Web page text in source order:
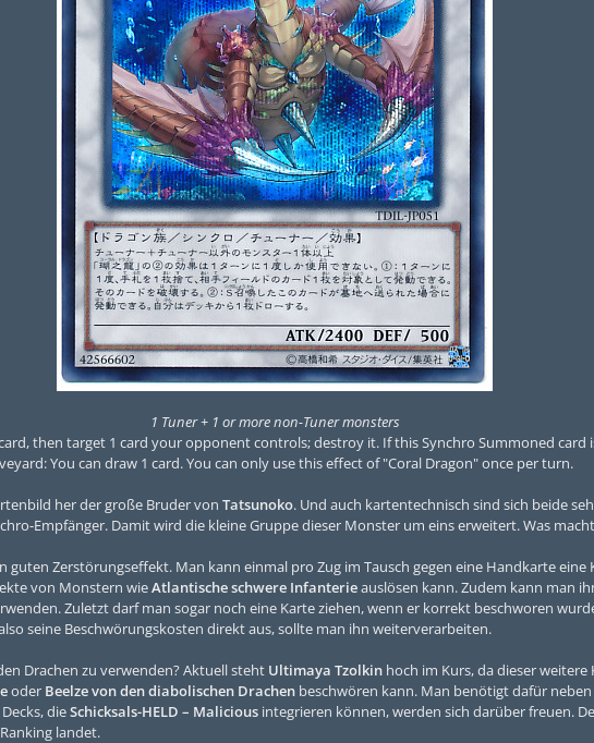
1 Tuner + 1 or more non-Tuner monsters
then target 1 card your opponent controls; destroy it. If this Synchro Summoned
You can draw 1 card. You can only use this effect of "Coral Dragon" once per turn.
her der große Bruder von Tatsunoko. Und auch kartentechnisch sind sich beide
Empfänger. Damit wird die kleine Gruppe dieser Monster um eins erweitert. Was
guten Zerstörungseffekt. Man kann einmal pro Zug im Tausch gegen eine Handkarte eine
von Monstern wieAtlantische schwere Infanterieauslösen kann. Zudem kann man
Zuletzt darf man sogar noch eine Karte ziehen, wenn er korrekt beschworen
seine Beschwörungskosten direkt aus, sollte man ihn weiterverarbeiten.
Drachen zu verwenden? Aktuell steht Ultimaya Tzolkin hoch im Kurs, da dieser weitere
oder Beelze von den diabolischen Drachen beschwören kann. Man benötigt dafür
dieSchicksals-HELD – Malicious integrieren können, werden sich darüber freuen.
landet.